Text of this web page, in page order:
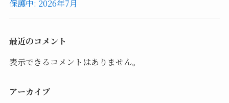
保護中: 2026年7月
最近のコメント
表示できるコメントはありません。
アーカイブ